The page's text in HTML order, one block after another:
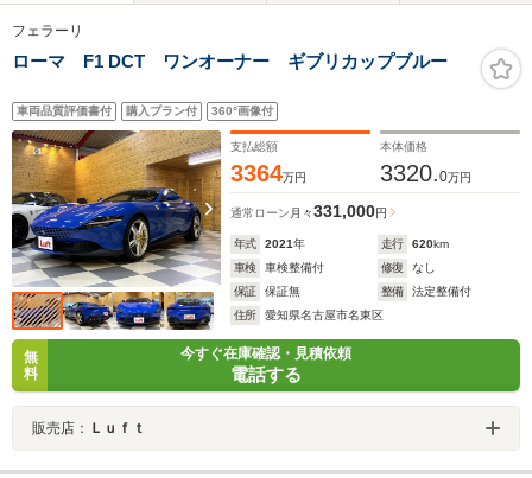
フェラーリ
ローマ F1 DCT ワンオーナー ギブリカップブルー
車両品質評価書付 購入プラン付 360°画像付
支払総額
3364万円
本体価格
3320.0万円
通常ローン 月々331,000円
年式 2021年 走行 620km
車検
車検整備付 修復
なし
保証
保証無 整備
法定整備付
住所
愛知県名古屋市名東区
無
料
今すぐ在庫確認・見積依頼
電話する
販売店： Ｌｕｆｔ